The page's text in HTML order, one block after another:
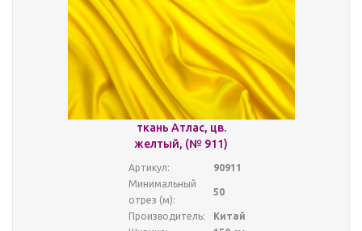
ткань Атлас, цв.
желтый, (№ 911)
Артикул:
90911
Минимальный
отрез (м):
50
Производитель:
Китай